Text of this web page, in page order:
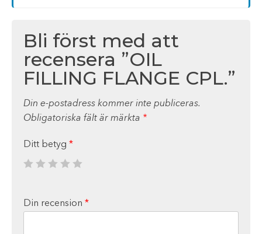
Bli först med att
recensera ”OIL
FILLING FLANGE CPL.”
Din e-postadress kommer inte publiceras.
Obligatoriska fält är märkta *
Ditt betyg *
Din recension *